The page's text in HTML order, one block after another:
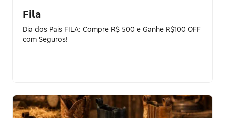
Fila
Dia dos Pais FILA: Compre R$ 500 e Ganhe R$100 OFF
com Seguros!